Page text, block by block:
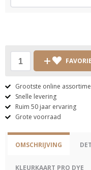
Grootste online
Snelle levering
Ruim 50 jaar ervaring
Grote voorraad
OMSCHRIJVING
KLEURKAART PRO DYE